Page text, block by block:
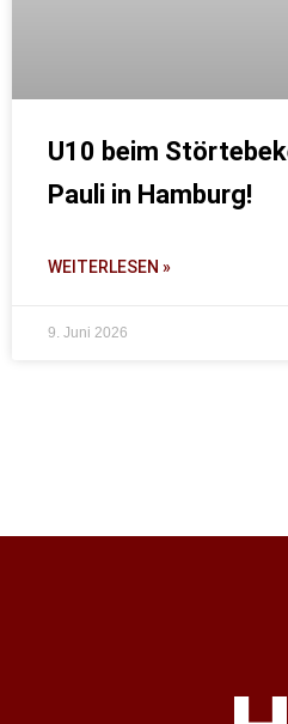
U10 beim
Pauli in Hamburg!
WEITERLESEN »
9. Juni 2026